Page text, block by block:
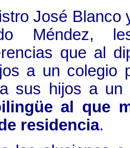
José Blanco
Méndez,
que al
a un colegio
sus hijos a
al que
residencia.